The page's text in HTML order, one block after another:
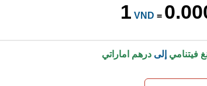
1 VND =
فيتنامي إلىدرهم اماراتي